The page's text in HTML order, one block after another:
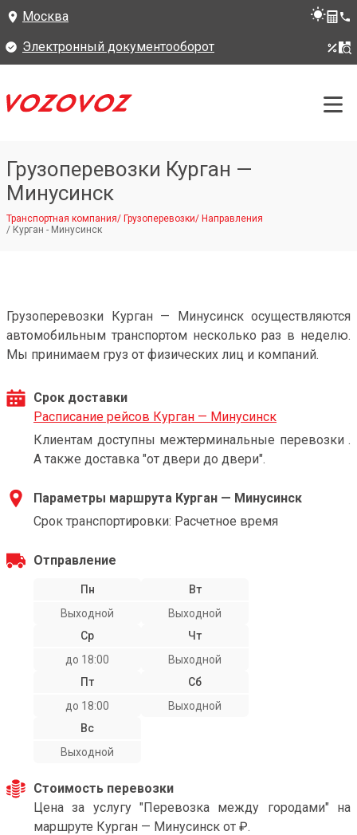
Москва
Электронный документооборот
Грузоперевозки Курган —
Минусинск
Транспортная компания/ Грузоперевозки/ Направления
/ Курган - Минусинск
Грузоперевозки Курган — Минусинск осуществляются
автомобильным транспортом несколько раз в неделю.
Мы принимаем груз от физических лиц и компаний.
Срок доставки
Расписание рейсов Курган — Минусинск
Клиентам доступны межтерминальные перевозки .
А также доставка "от двери до двери".
Параметры маршрута Курган — Минусинск
Срок транспортировки: Расчетное время
Отправление
Пн
Выходной
Вт
Выходной
Ср
до 18:00
Чт
Выходной
Пт
до 18:00
Сб
Выходной
Вс
Выходной
Стоимость перевозки
Цена за услугу "Перевозка между городами" на
маршруте Курган — Минусинск от ₽.